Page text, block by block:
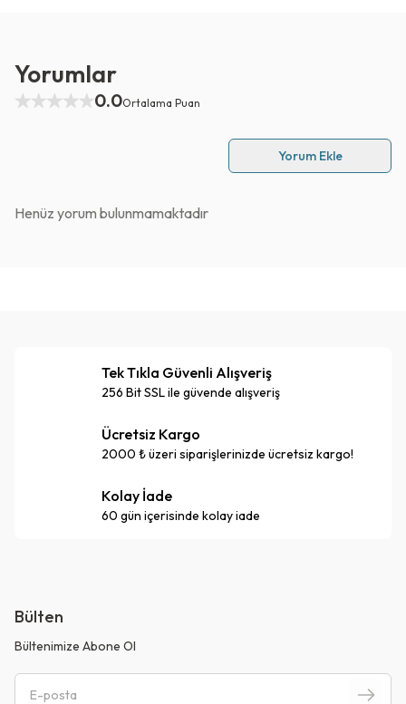
Yorumlar
0.0Ortalama Puan
Yorum Ekle
Henüz yorum bulunmamaktadır
Tek Tıkla Güvenli Alışveriş
256 Bit SSL ile güvende alışveriş
Ücretsiz Kargo
2000 ₺ üzeri siparişlerinizde ücretsiz kargo!
Kolay İade
60 gün içerisinde kolay iade
Bülten
Bültenimize Abone Ol